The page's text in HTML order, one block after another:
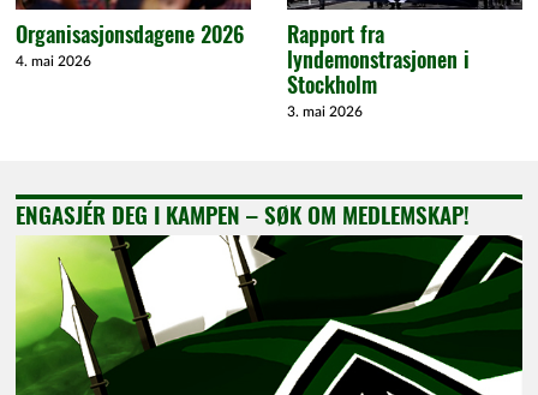
Organisasjonsdagene 2026
4. mai 2026
Rapport fra
lyndemonstrasjonen i
Stockholm
3. mai 2026
ENGASJÉR DEG I KAMPEN – SØK OM MEDLEMSKAP!